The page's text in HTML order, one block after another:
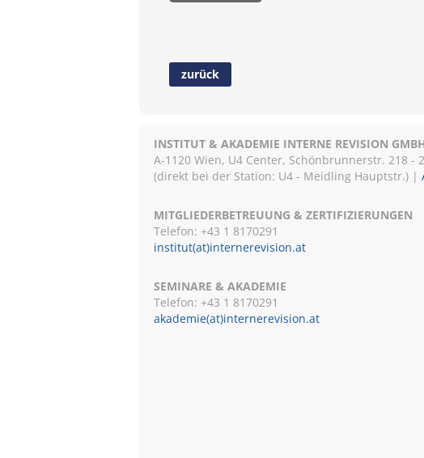
zurück
INSTITUT & AKADEMIE INTERNE REVISION
A-1120 Wien, U4 Center, Schönbrunnerstr. 218 -
(direkt bei der Station: U4 - Meidling Hauptstr.) |
MITGLIEDERBETREUUNG & ZERTIFIZIERUNGEN
Telefon: +43 1 8170291
institut(at)internerevision.at
SEMINARE & AKADEMIE
Telefon: +43 1 8170291
akademie(at)internerevision.at